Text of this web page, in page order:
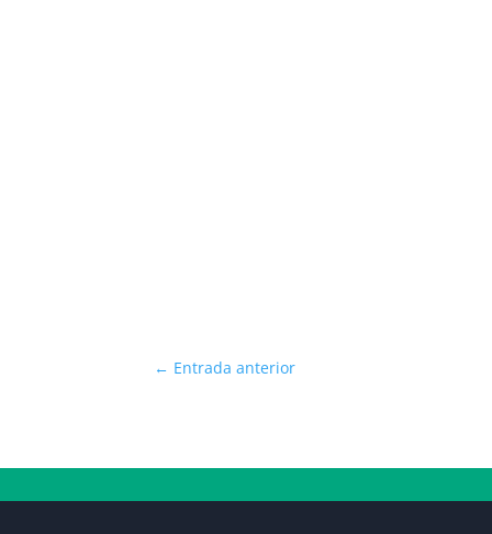
← Entrada anterior